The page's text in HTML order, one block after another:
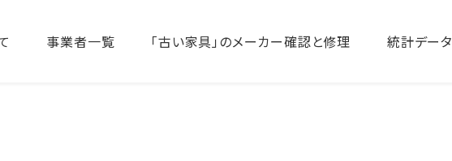
事業者一覧 「古い家具」のメーカー確認と修理 統計データ